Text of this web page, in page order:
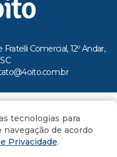
Comercial, 12º Andar,
ao Portal 4oito
tecnologias para
de acordo
Privacidade.